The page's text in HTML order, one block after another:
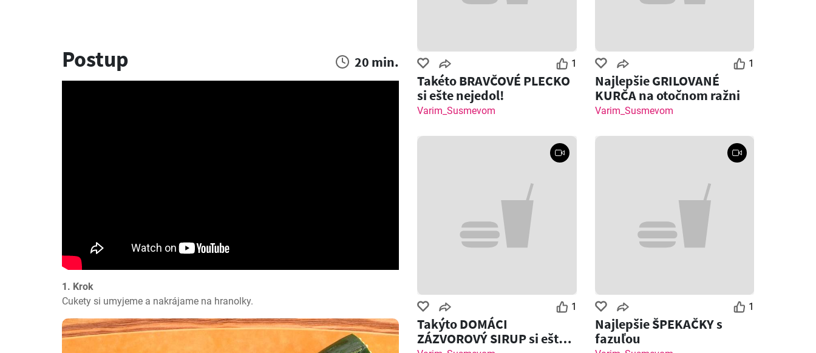
Postup 20 min.
1. Krok
Cukety si umyjeme a nakrájame na hranolky.
1
Takéto BRAVČOVÉ PLECKO
si ešte nejedol!
Varim_Susmevom
1
Najlepšie GRILOVANÉ
KURČA na otočnom ražni
Varim_Susmevom
1
Takýto DOMÁCI
ZÁZVOROVÝ SIRUP si ešte
1
Najlepšie ŠPEKAČKY s
fazuľou